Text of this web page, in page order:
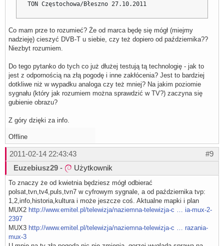
TON Częstochowa/Błeszno 27.10.2011
Co mam prze to rozumieć? Że od marca będę się mógł (miejmy
nadzieję) cieszyć DVB-T u siebie, czy też dopiero od października??
Niezbyt rozumiem.
Do tego pytanko do tych co już dłużej testują tą technologię - jak to
jest z odpornością na złą pogodę i inne zakłócenia? Jest to bardziej
dotkliwe niż w wypadku analoga czy też mniej? Na jakim poziomie
sygnału (który jak rozumiem można sprawdzić w TV?) zaczyna się
gubienie obrazu?
Z góry dzięki za info.
Offline
#9
2011-02-14 22:43:43
Euzebiusz29 - Użytkownik
To znaczy że od kwietnia będziesz mógł odbierać
polsat,tvn,tv4,puls,tvn7 w cyfrowym sygnale, a od października tvp:
1,2,info,historia,kultura i może jeszcze coś. Aktualne mapki i plan
MUX2 http://www.emitel.pl/telewizja/naziemna-telewizja-c … ia-mux-2-
2397
MUX3 http://www.emitel.pl/telewizja/naziemna-telewizja-c … razania-
mux-3